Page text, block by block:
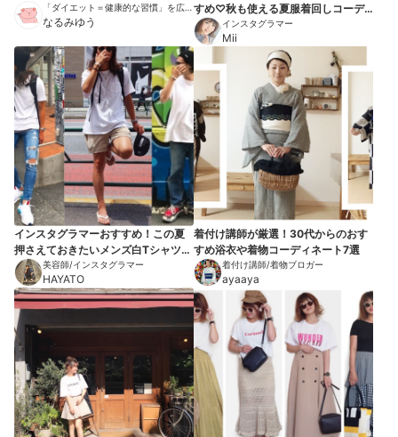
「ダイエット＝健康的な習慣」を広め
る伝道師
なるみゆう
すめ♡秋も使える夏服着回しコーデ7
選【2018秋】
インスタグラマー
Mii
インスタグラマーおすすめ！この夏
押さえておきたいメンズ白Tシャツ7
選
美容師/インスタグラマー
HAYATO
着付け講師が厳選！30代からのおす
すめ浴衣や着物コーディネート7選
着付け講師/着物ブロガー
ayaaya